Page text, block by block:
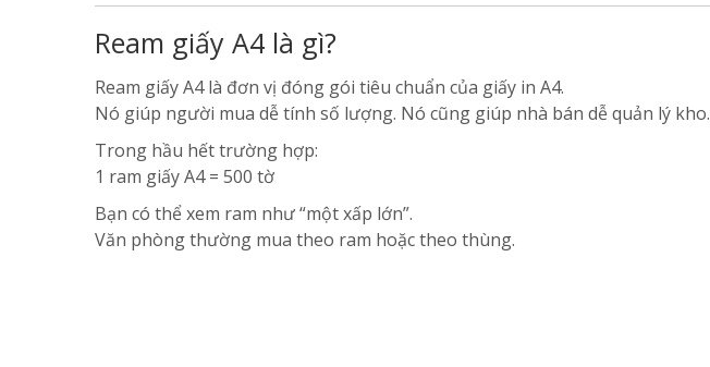
Ream giấy A4 là gì?
Ream giấy A4 là đơn vị đóng gói tiêu chuẩn của giấy in A4.
Nó giúp người mua dễ tính số lượng. Nó cũng giúp nhà bán dễ quản lý kho.
Trong hầu hết trường hợp:
1 ram giấy A4 = 500 tờ
Bạn có thể xem ram như “một xấp lớn”.
Văn phòng thường mua theo ram hoặc theo thùng.